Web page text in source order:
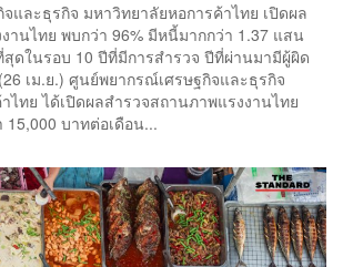
และธุรกิจ มหาวิทยาลัยหอการค้าไทย เปิดผล
านไทย พบกว่า 96% มีหนี้มากกว่า 1.37 แสน
ดในรอบ 10 ปีที่มีการสำรวจ ปีที่ผ่านมามีผู้ผิด
เม.ย.) ศูนย์พยากรณ์เศรษฐกิจและธุรกิจ
ไทย ได้เปิดผลสำรวจสถานภาพแรงงานไทย
บาทต่อเดือน...